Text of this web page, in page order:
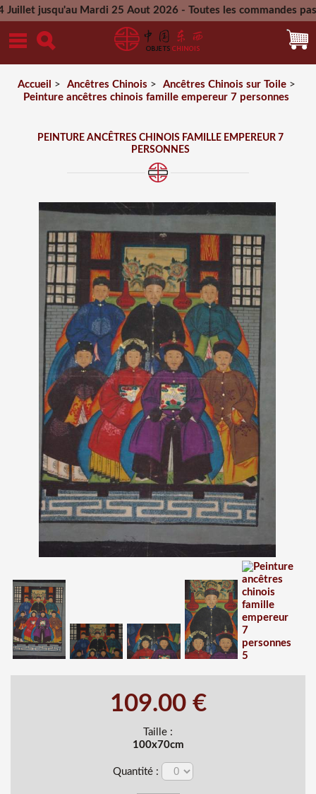
jusqu'au Mardi 25 Aout 2026 - Toutes les commandes
Mercredi 26 Aout 2026
Accueil > Ancêtres Chinois > Ancêtres Chinois sur Toile>
Peinture ancêtres chinois famille empereur 7 personnes
PEINTURE ANCÊTRES CHINOIS FAMILLE EMPEREUR 7
PERSONNES
109.00 €
Taille :
100x70cm
Quantité :